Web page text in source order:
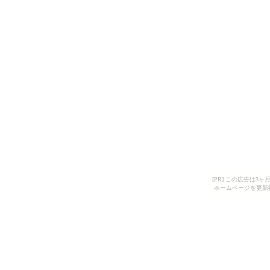
[PR] この広告は3ヶ
ホームページを更